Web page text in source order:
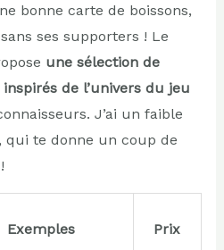
bonne carte de boissons,
ses supporters ! Le
une sélection de
de l’univers du jeu
J’ai un faible
qui te donne un coup de
Exemples Prix